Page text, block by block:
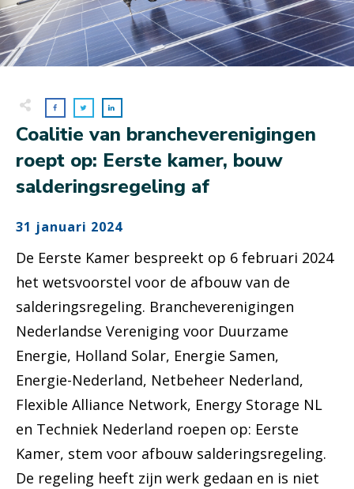
Coalitie van brancheverenigingen
roept op: Eerste kamer, bouw
salderingsregeling af
31 januari 2024
De Eerste Kamer bespreekt op 6 februari 2024
het wetsvoorstel voor de afbouw van de
salderingsregeling. Brancheverenigingen
Nederlandse Vereniging voor Duurzame
Energie, Holland Solar, Energie Samen,
Energie-Nederland, Netbeheer Nederland,
Flexible Alliance Network, Energy Storage NL
en Techniek Nederland roepen op: Eerste
Kamer, stem voor afbouw salderingsregeling.
De regeling heeft zijn werk gedaan en is niet